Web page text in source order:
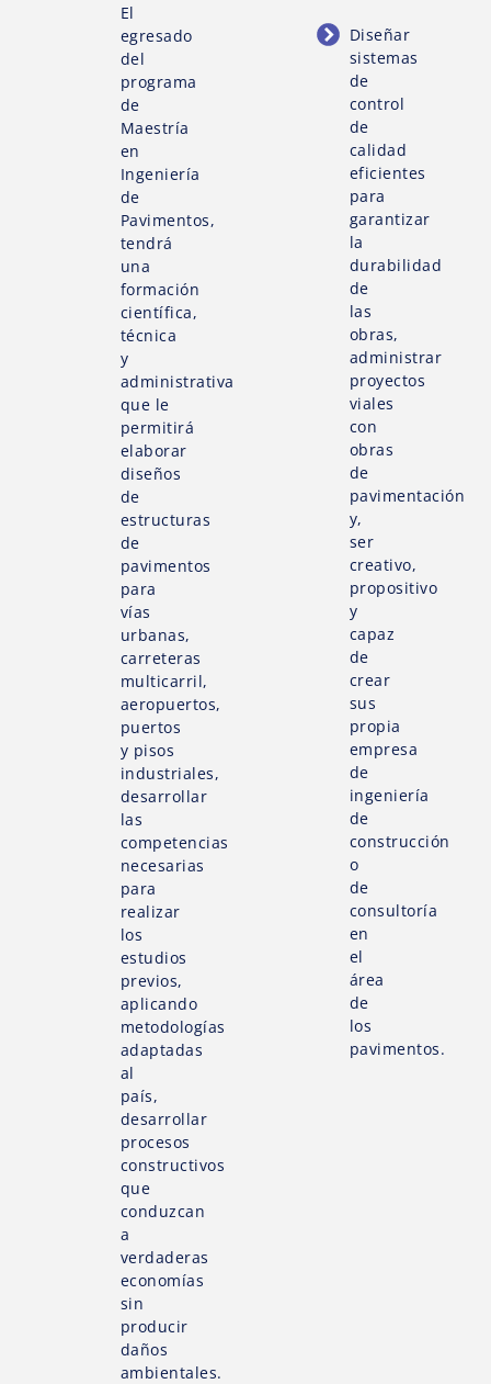
El
egresado
del
programa
de
Maestría
en
Ingeniería
de
Pavimentos,
tendrá
una
formación
científica,
técnica
y
administrativa
que le
permitirá
elaborar
diseños
de
estructuras
de
pavimentos
para
vías
urbanas,
carreteras
multicarril,
aeropuertos,
puertos
y pisos
industriales,
desarrollar
las
competencias
necesarias
para
realizar
los
estudios
previos,
aplicando
metodologías
adaptadas
al
país,
desarrollar
procesos
constructivos
que
conduzcan
a
verdaderas
economías
sin
producir
daños
ambientales.
Diseñar
sistemas
de
control
de
calidad
eficientes
para
garantizar
la
durabilidad
de
las
obras,
administrar
proyectos
viales
con
obras
de
pavimentación
y,
ser
creativo,
propositivo
y
capaz
de
crear
sus
propia
empresa
de
ingeniería
de
construcción
o
de
consultoría
en
el
área
de
los
pavimentos.